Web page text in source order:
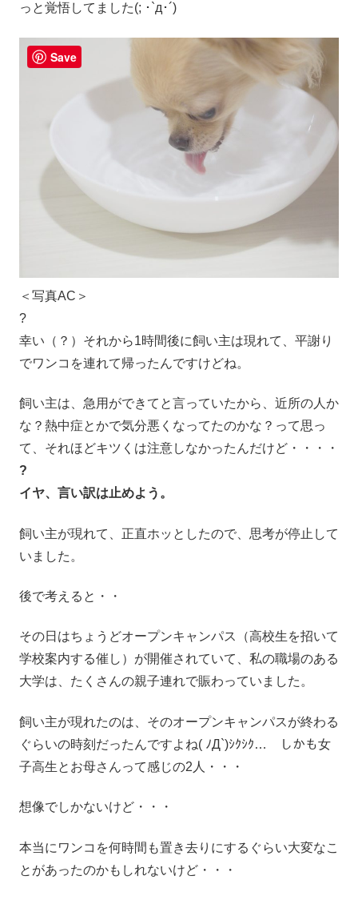
っと覚悟してました(; ･`д･´)
＜写真AC＞
?
幸い（？）それから1時間後に飼い主は現れて、平謝り
でワンコを連れて帰ったんですけどね。
飼い主は、急用ができてと言っていたから、近所の人か
な？熱中症とかで気分悪くなってたのかな？って思っ
て、それほどキツくは注意しなかったんだけど・・・・
?
イヤ、言い訳は止めよう。
飼い主が現れて、正直ホッとしたので、思考が停止して
いました。
後で考えると・・
その日はちょうどオープンキャンパス（高校生を招いて
学校案内する催し）が開催されていて、私の職場のある
大学は、たくさんの親子連れで賑わっていました。
飼い主が現れたのは、そのオープンキャンパスが終わる
ぐらいの時刻だったんですよね( ﾉД`)ｼｸｼｸ… しかも女
子高生とお母さんって感じの2人・・・
想像でしかないけど・・・
本当にワンコを何時間も置き去りにするぐらい大変なこ
とがあったのかもしれないけど・・・
Save